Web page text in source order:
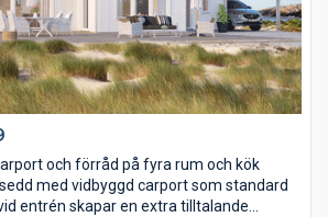
och förråd på fyra rum och kök
med vidbyggd carport som standard
entrén skapar en extra tilltalande